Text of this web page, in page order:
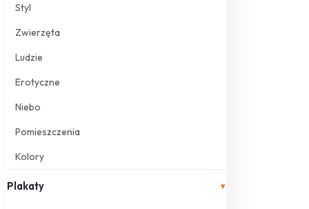
Styl
Zwierzęta
Ludzie
Erotyczne
Niebo
Pomieszczenia
Kolory
Plakaty ▾